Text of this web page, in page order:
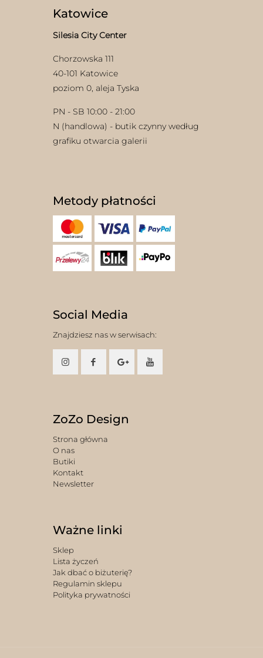
Katowice
Silesia City Center
Chorzowska 111
40-101 Katowice
poziom 0, aleja Tyska
PN - SB 10:00 - 21:00
N (handlowa) - butik czynny według
grafiku otwarcia galerii
Metody płatności
Social Media
Znajdziesz nas w serwisach:
ZoZo Design
Strona główna
O nas
Butiki
Kontakt
Newsletter
Ważne linki
Sklep
Lista życzeń
Jak dbać o biżuterię?
Regulamin sklepu
Polityka prywatności